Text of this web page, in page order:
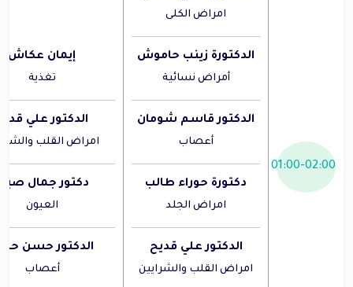
01:00-02:00
امراض الكلى
الدكتورة زينب حاموش
أمراض نسائية
الدكتور قاسم شومان
أعصاب
دكتورة حوراء طالب
امراض الجلد
الدكتور علي قديح
امراض القلب والشرايين
إيمان عكاش
تغذية
الدكتور علي
امراض القلب
دكتور جمال
العيون
الدكتور حسن
أعصاب